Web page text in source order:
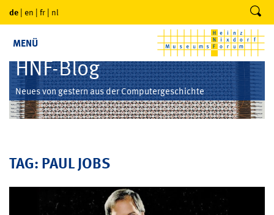
de | en | fr | nl
MENÜ
HNF-Blog
Neues von gestern aus der Computergeschichte
TAG: PAUL JOBS